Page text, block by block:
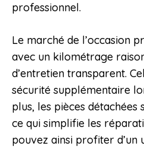
professionnel.
Le marché de l’occasion
avec un kilométrage
d’entretien transparent.
sécurité supplémentaire
plus, les pièces
ce qui simplifie les
pouvez ainsi profiter d’un